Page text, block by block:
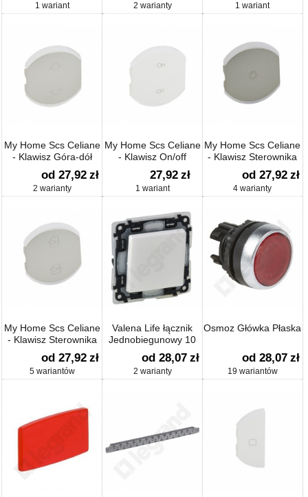
1 wariant 2 warianty 1 wariant
My Home Scs Celiane
- Klawisz Góra-dół
od 27,92 zł
2 warianty
My Home Scs Celiane
- Klawisz On/off
27,92 zł
1 wariant
My Home Scs Celiane
- Klawisz Sterownika
Postawowego
od 27,92 zł
4 warianty
My Home Scs Celiane
- Klawisz Sterownika
Wielofunkcyjnego
od 27,92 zł
5 wariantów
Valena Life łącznik
Jednobiegunowy 10
Ax-250~
od 28,07 zł
2 warianty
Osmoz Główka Płaska
od 28,07 zł
19 wariantów